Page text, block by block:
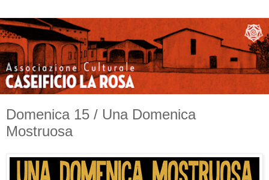
Domenica 15 / Una Domenica
Mostruosa